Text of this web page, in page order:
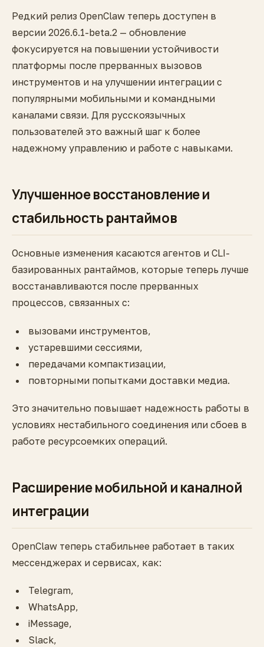
Редкий релиз OpenClaw теперь доступен в
версии 2026.6.1-beta.2 — обновление
фокусируется на повышении устойчивости
платформы после прерванных вызовов
инструментов и на улучшении интеграции с
популярными мобильными и командными
каналами связи. Для русскоязычных
пользователей это важный шаг к более
надежному управлению и работе с навыками.
Улучшенное восстановление и
стабильность рантаймов
Основные изменения касаются агентов и CLI-
базированных рантаймов, которые теперь лучше
восстанавливаются после прерванных
процессов, связанных с:
вызовами инструментов,
устаревшими сессиями,
передачами компактизации,
повторными попытками доставки медиа.
Это значительно повышает надежность работы в
условиях нестабильного соединения или сбоев в
работе ресурсоемких операций.
Расширение мобильной и каналной
интеграции
OpenClaw теперь стабильнее работает в таких
мессенджерах и сервисах, как:
Telegram,
WhatsApp,
iMessage,
Slack,